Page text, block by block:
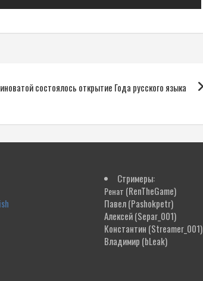
состоялось открытие Года русского языка
Стримеры:
Ренат (RenTheGame)
Павел(Pashokpetr)
Алексей(Separ_001)
Константин (Streamer_001)
Владимир (bLeak)